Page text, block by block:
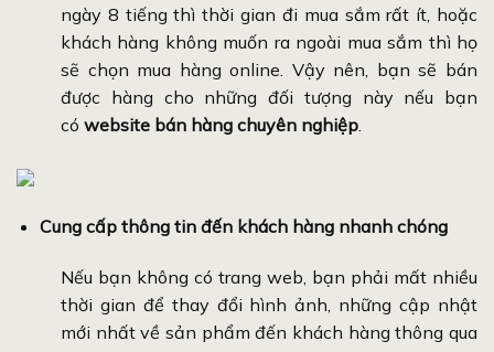
ngày 8 tiếng thì thời gian đi mua sắm rất ít, hoặc
khách hàng không muốn ra ngoài mua sắm thì họ
sẽ chọn mua hàng online. Vậy nên, bạn sẽ bán
được hàng cho những đối tượng này nếu bạn
có website bán hàng chuyên nghiệp.
Cung cấp thông tin đến khách hàng nhanh chóng
Nếu bạn không có trang web, bạn phải mất nhiều
thời gian để thay đổi hình ảnh, những cập nhật
mới nhất về sản phẩm đến khách hàng thông qua